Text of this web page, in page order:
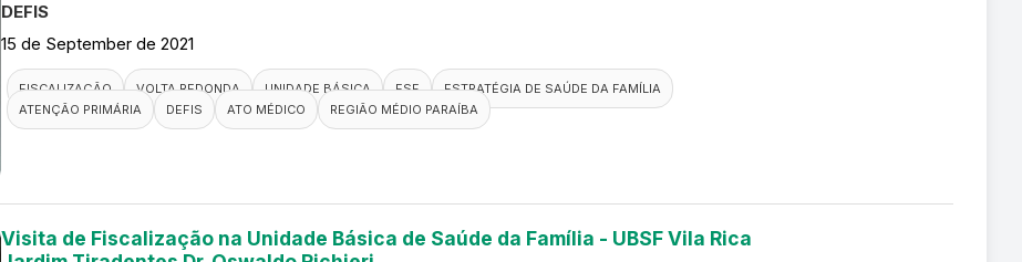
DEFIS
15 de September de 2021
FISCALIZAÇÃO VOLTA REDONDA UNIDADE BÁSICA ESF
ESTRATÉGIA DE SAÚDE DA FAMÍLIA
ATENÇÃO PRIMÁRIA
DEFIS ATO MÉDICO REGIÃO MÉDIO PARAÍBA
Visita de Fiscalização na Unidade Básica de Saúde da Família - UBSF Vila Rica